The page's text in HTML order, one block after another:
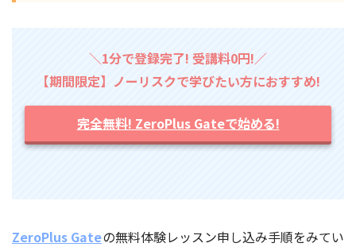
＼1分で登録完了! 受講料0円!／
【期間限定】ノーリスクで学びたい方におすすめ!
完全無料! ZeroPlus Gateで始める!
ZeroPlus Gateの無料体験レッスン申し込み手順をみてい